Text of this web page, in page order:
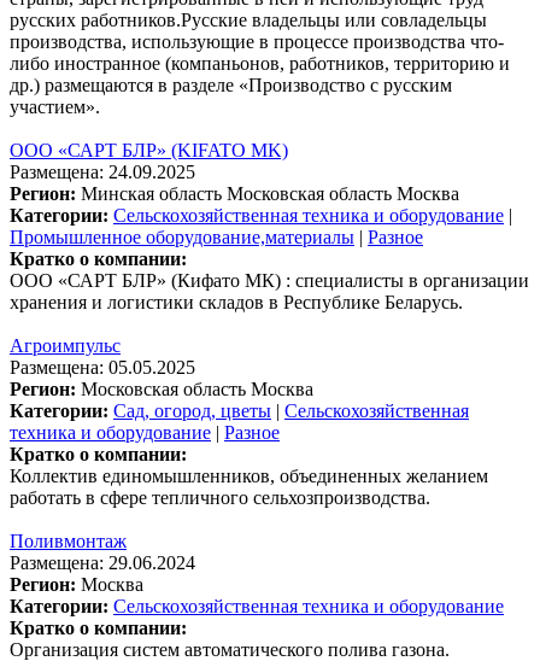
русских работников.Русские владельцы или совладельцы
производства, использующие в процессе производства что-
либо иностранное (компаньонов, работников, территорию и
др.) размещаются в разделе «Производство с русским
участием».
ООО «САРТ БЛР» (KIFATO MK)
Размещена: 24.09.2025
Регион: Минская область Московская область Москва
Категории: Сельскохозяйственная техника и оборудование |
Промышленное оборудование,материалы | Разное
Кратко о компании:
ООО «САРТ БЛР» (Кифато МК) : специалисты в организации
хранения и логистики складов в Республике Беларусь.
Агроимпульс
Размещена: 05.05.2025
Регион: Московская область Москва
Категории: Сад, огород, цветы | Сельскохозяйственная
техника и оборудование | Разное
Кратко о компании:
Коллектив единомышленников, объединенных желанием
работать в сфере тепличного сельхозпроизводства.
Поливмонтаж
Размещена: 29.06.2024
Регион: Москва
Категории: Сельскохозяйственная техника и оборудование
Кратко о компании:
Организация систем автоматического полива газона.